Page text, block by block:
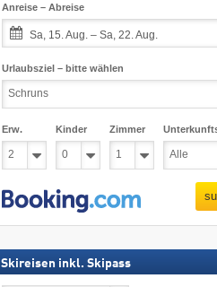
Anreise – Abreise
Sa, 15. Aug. – Sa, 22. Aug.
Urlaubsziel – bitte wählen
Erw. Kinder Zimmer
Skireisen inkl. Skipass